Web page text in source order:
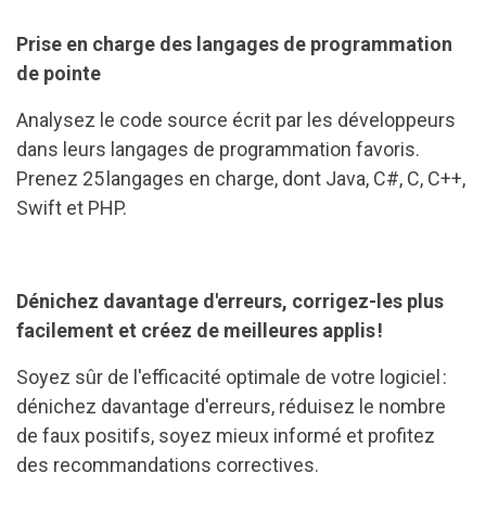
Prise en charge des langages de programmation
de pointe
Analysez le code source écrit par les développeurs
dans leurs langages de programmation favoris.
Prenez 25 langages en charge, dont Java, C#, C, C++,
Swift et PHP.
Dénichez davantage d'erreurs, corrigez-les plus
facilement et créez de meilleures applis !
Soyez sûr de l'efficacité optimale de votre logiciel :
dénichez davantage d'erreurs, réduisez le nombre
de faux positifs, soyez mieux informé et profitez
des recommandations correctives.